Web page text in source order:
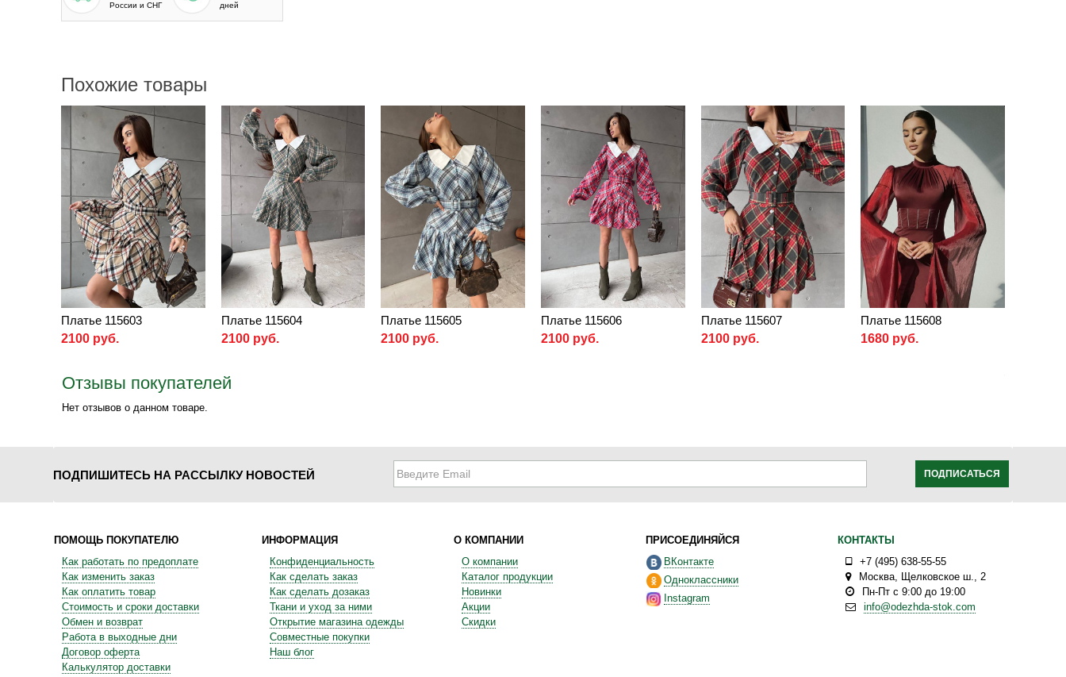
России и СНГ
дней
Похожие товары
Платье 115603
2100 руб.
Платье 115604
2100 руб.
Платье 115605
2100 руб.
Платье 115606
2100 руб.
Платье 115607
2100 руб.
Платье 115608
1680 руб.
Отзывы покупателей
Нет отзывов о данном товаре.
ПОДПИШИТЕСЬ НА РАССЫЛКУ НОВОСТЕЙ ПОДПИСАТЬСЯ
ПОМОЩЬ ПОКУПАТЕЛЮ
Как работать по предоплате
Как изменить заказ
Как оплатить товар
Стоимость и сроки доставки
Обмен и возврат
Работа в выходные дни
Договор оферта
Калькулятор доставки
ИНФОРМАЦИЯ
Конфиденциальность
Как сделать заказ
Как сделать дозаказ
Ткани и уход за ними
Открытие магазина одежды
Совместные покупки
Наш блог
О КОМПАНИИ
О компании
Каталог продукции
Новинки
Акции
Скидки
ПРИСОЕДИНЯЙСЯ
ВКонтакте
Одноклассники
Instagram
КОНТАКТЫ
+7 (495) 638-55-55
Москва Щелковское ш., 2
Пн-Пт с 9:00 до 19:00
info@odezhda-stok.com